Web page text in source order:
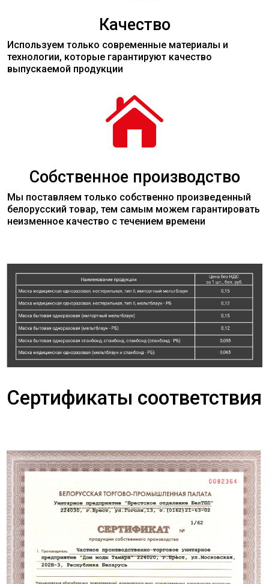
Качество
Используем только современные материалы и
технологии, которые гарантируют качество
выпускаемой продукции

Собственное производство
Мы поставляем только собственно произведенный
белорусский товар, тем самым можем гарантировать
неизменное качество с течением времени
Сертификаты соответствия